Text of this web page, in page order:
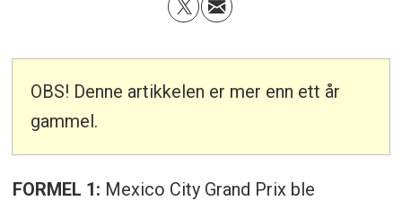
OBS! Denne artikkelen er mer enn ett år
gammel.
FORMEL 1: Mexico City Grand Prix ble